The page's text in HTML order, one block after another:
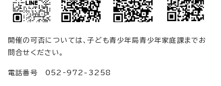
開催の可否については、子ども青少年局青少年家庭課までお
問合せください。
電話番号 052‐972-3258